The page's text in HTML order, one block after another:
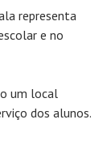
representa
e no
um local
dos alunos.